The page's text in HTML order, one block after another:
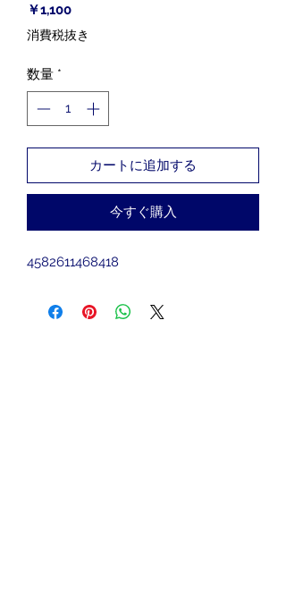
￥1,100価
格
消費税抜き
数量 *
カートに追加する
今すぐ購入
4582611468418